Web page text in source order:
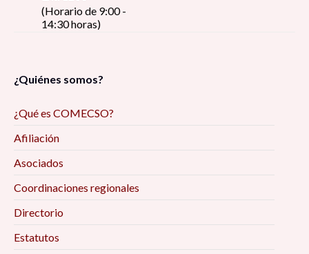
(Horario de 9:00 -
14:30 horas)
¿Quiénes somos?
¿Qué es COMECSO?
Afiliación
Asociados
Coordinaciones regionales
Directorio
Estatutos